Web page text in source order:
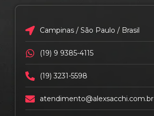
Campinas / São Paulo / Brasil
(19) 9 9385-4115
(19) 3231-5598
atendimento@alexsacchi.com.br